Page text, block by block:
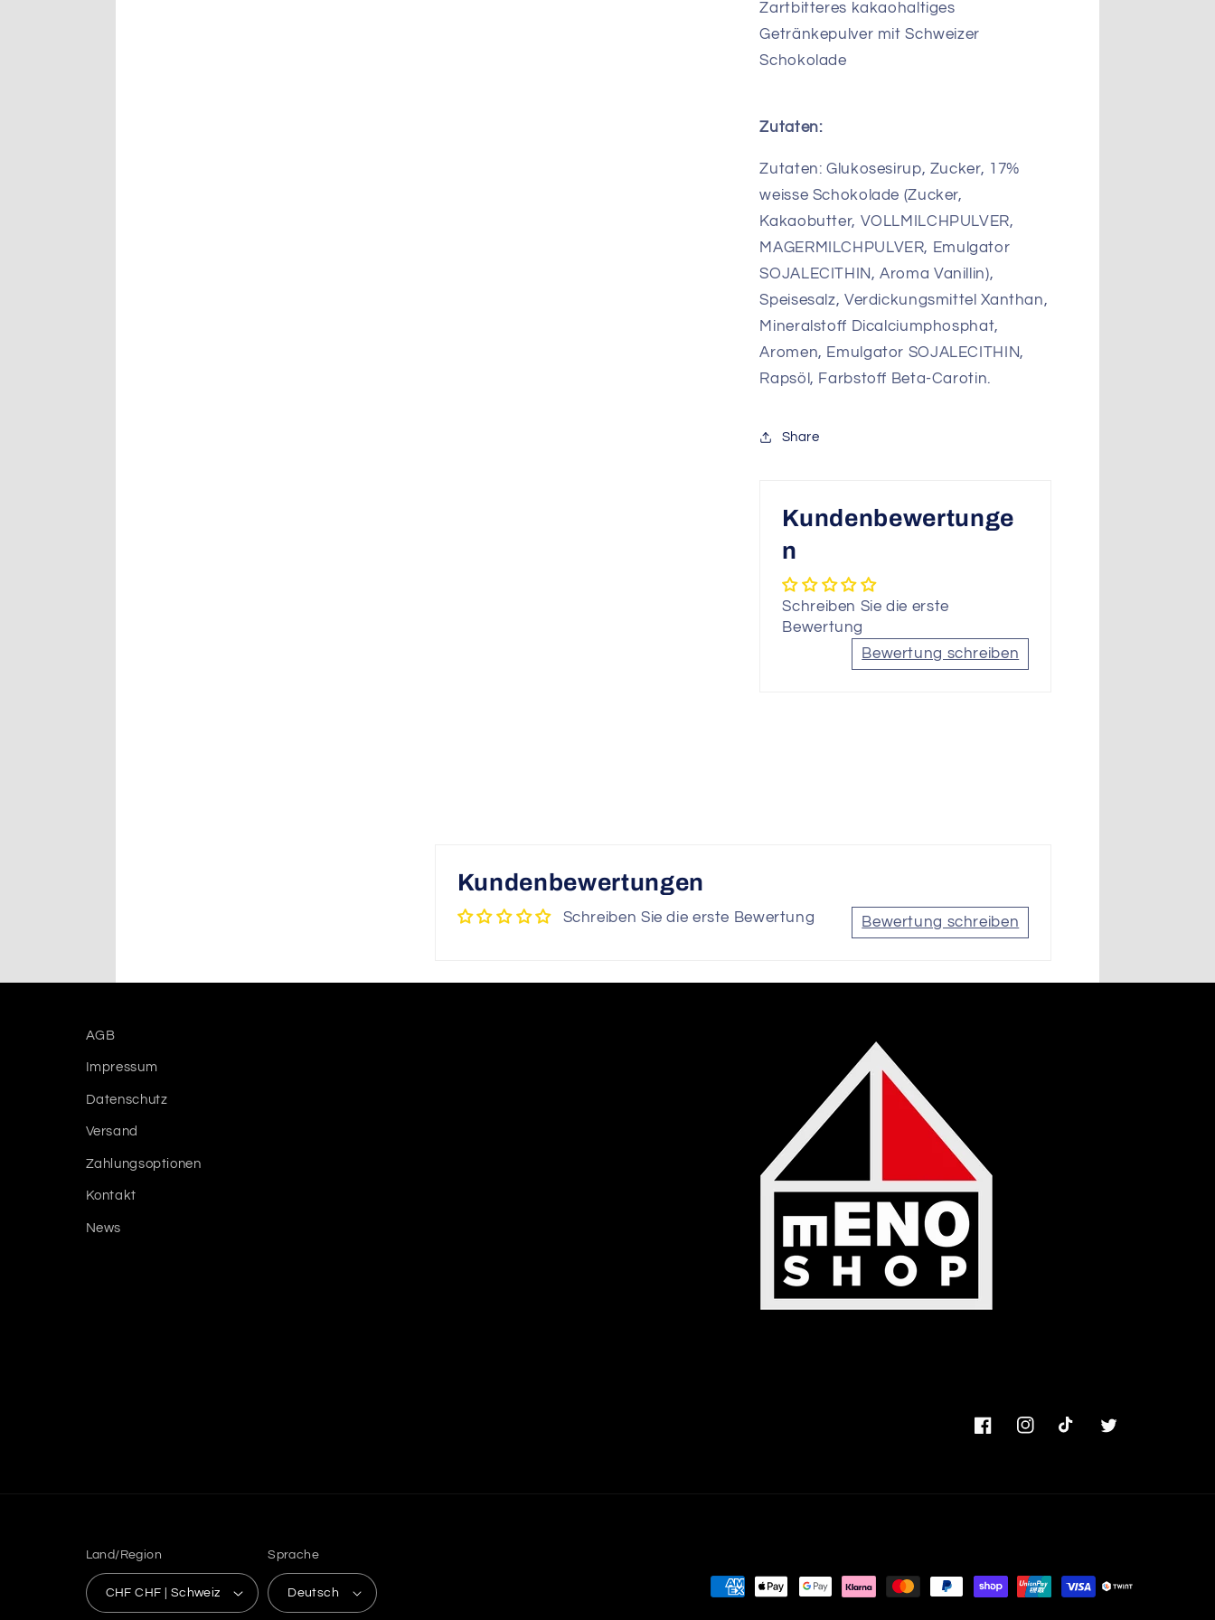
Zartbitteres kakaohaltiges
Getränkepulver mit Schweizer
Schokolade
Zutaten:
Zutaten: Glukosesirup, Zucker, 17%
weisse Schokolade (Zucker,
Kakaobutter, VOLLMILCHPULVER,
MAGERMILCHPULVER, Emulgator
SOJALECITHIN, Aroma Vanillin),
Speisesalz, Verdickungsmittel Xanthan,
Mineralstoff Dicalciumphosphat,
Aromen, Emulgator SOJALECITHIN,
Rapsöl, Farbstoff Beta-Carotin.
Share
Kundenbewertunge
n
Schreiben Sie die erste
Bewertung
Bewertung schreiben
Kundenbewertungen
Schreiben Sie die erste Bewertung Bewertung schreiben
AGB
Impressum
Datenschutz
Versand
Zahlungsoptionen
Kontakt
News
FacebookInstagramTikTok Twitter
Land/Region
CHF CHF | Schweiz
Sprache
Deutsch Zahlungsmethoden